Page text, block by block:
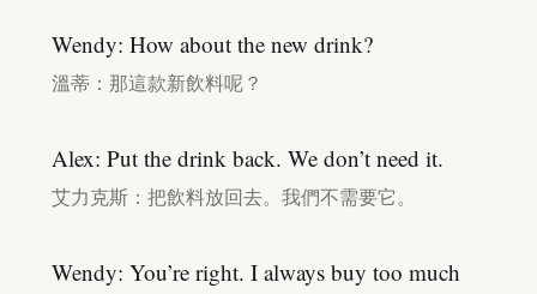
Wendy: How about the new drink?
溫蒂：那這款新飲料呢？
Alex: Put the drink back. We don’t need it.
艾力克斯：把飲料放回去。我們不需要它。
Wendy: You’re right. I always buy too much